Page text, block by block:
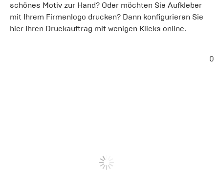
schönes Motiv zur Hand? Oder möchten Sie Aufkleber
mit Ihrem Firmenlogo drucken? Dann konfigurieren Sie
hier Ihren Druckauftrag mit wenigen Klicks online.
0